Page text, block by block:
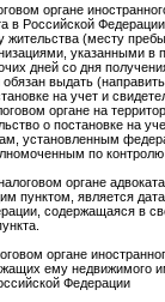
органе
в Российской
жительства (месту
указанными в
дней со дня
обязан выдать
на учет и
органе на
о постановке на
установленным
по
органе
пунктом, является
содержащаяся в
органе
ему недвижимого
Федерации